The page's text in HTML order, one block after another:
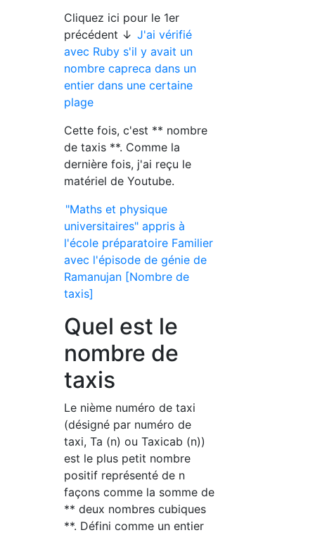
Cliquez ici pour le 1er
précédent ↓ J'ai vérifié
avec Ruby s'il y avait un
nombre capreca dans un
entier dans une certaine
plage
Cette fois, c'est ** nombre
de taxis **. Comme la
dernière fois, j'ai reçu le
matériel de Youtube.
"Maths et physique
universitaires" appris à
l'école préparatoire Familier
avec l'épisode de génie de
Ramanujan [Nombre de
taxis]
Quel est le
nombre de
taxis
Le nième numéro de taxi
(désigné par numéro de
taxi, Ta (n) ou Taxicab (n))
est le plus petit nombre
positif représenté de n
façons comme la somme de
** deux nombres cubiques
**. Défini comme un entier